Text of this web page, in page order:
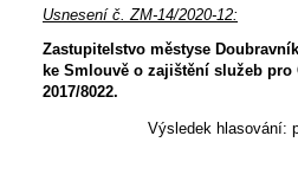
Usnesení č. ZM-14/2020-12:
Zastupitelstvo městyse
ke Smlouvě o zajištění služeb
2017/8022.
Výsledek hlasování: